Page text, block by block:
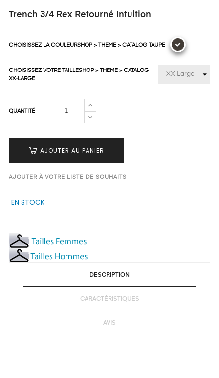
Trench 3/4 Rex Retourné Intuition
CHOISISSEZ LA COULEURSHOP > THEME > CATALOG TAUPE
CHOISISSEZ VOTRE TAILLESHOP > THEME > CATALOG
XX-LARGE
QUANTITÉ
AJOUTER AU PANIER
AJOUTER À VOTRE LISTE DE SOUHAITS
EN STOCK
DESCRIPTION
CARACTÉRISTIQUES
AVIS